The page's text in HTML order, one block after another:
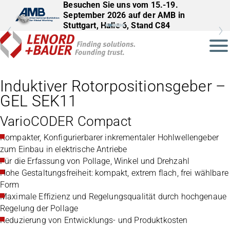
Besuchen Sie uns vom 15.-19.
September 2026 auf der AMB in
Stuttgart, Halle 6, Stand C84
Induktiver Rotorpositionsgeber –
GEL SEK11
VarioCODER Compact
Kompakter, Konfigurierbarer inkrementaler Hohlwellengeber
zum Einbau in elektrische Antriebe
Für die Erfassung von Pollage, Winkel und Drehzahl
Hohe Gestaltungsfreiheit: kompakt, extrem flach, frei wählbare
Form
Maximale Effizienz und Regelungsqualität durch hochgenaue
Regelung der Pollage
Reduzierung von Entwicklungs- und Produktkosten